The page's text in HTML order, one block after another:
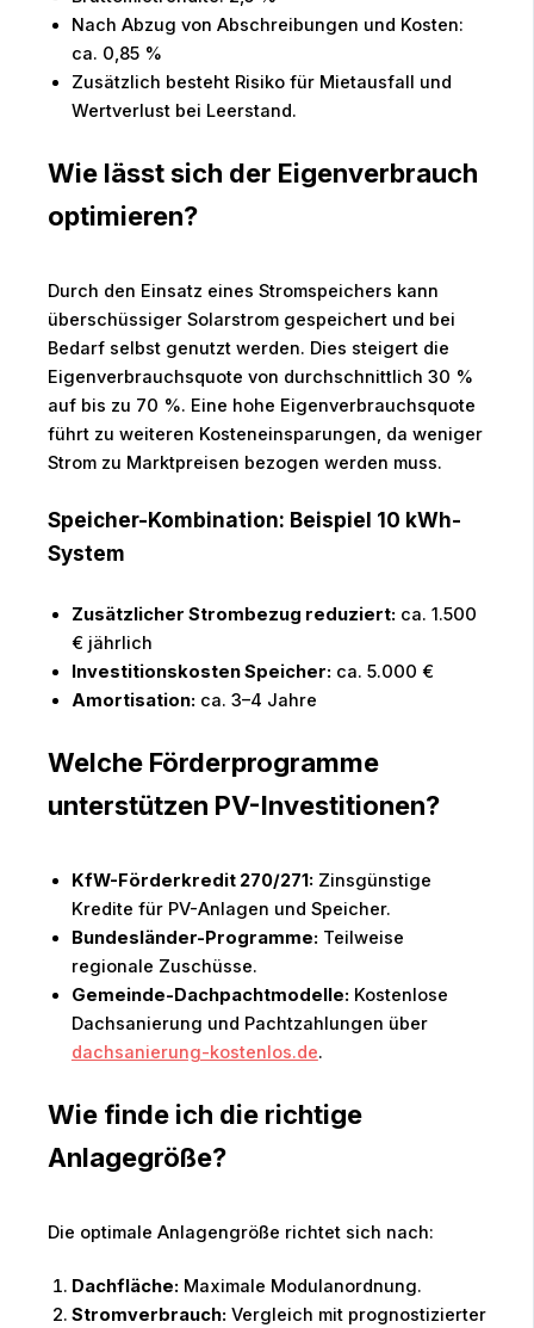
Nach Abzug von Abschreibungen und Kosten:
ca. 0,85 %
Zusätzlich besteht Risiko für Mietausfall und
Wertverlust bei Leerstand.
Wie lässt sich der Eigenverbrauch
optimieren?
Durch den Einsatz eines Stromspeichers kann
überschüssiger Solarstrom gespeichert und bei
Bedarf selbst genutzt werden. Dies steigert die
Eigenverbrauchsquote von durchschnittlich 30 %
auf bis zu 70 %. Eine hohe Eigenverbrauchsquote
führt zu weiteren Kosteneinsparungen, da weniger
Strom zu Marktpreisen bezogen werden muss.
Speicher-Kombination: Beispiel 10 kWh-
System
Zusätzlicher Strombezug reduziert: ca. 1.500
€ jährlich
Investitionskosten Speicher: ca. 5.000 €
Amortisation: ca. 3–4 Jahre
Welche Förderprogramme
unterstützen PV-Investitionen?
KfW-Förderkredit 270/271: Zinsgünstige
Kredite für PV-Anlagen und Speicher.
Bundesländer-Programme: Teilweise
regionale Zuschüsse.
Gemeinde-Dachpachtmodelle: Kostenlose
Dachsanierung und Pachtzahlungen über
dachsanierung-kostenlos.de.
Wie finde ich die richtige
Anlagegröße?
Die optimale Anlagengröße richtet sich nach:
Dachfläche: Maximale Modulanordnung.
Stromverbrauch: Vergleich mit prognostizierter